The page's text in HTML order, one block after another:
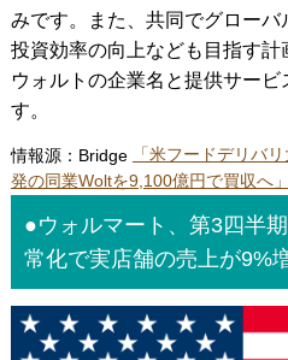
みです。また、共同でグローバ
投資効率の向上なども目指す
ウォルトの企業名と提供サービ
す。
情報源：Bridge
「米フードデリバ
発の同業Woltを9,100億円で買収へ」
●ウォルマート、第3四半
常化で実店舗の売上が9%